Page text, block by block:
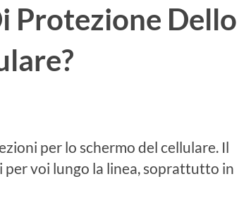
Protezione Dello
per lo schermo del cellulare. Il
voi lungo la linea, soprattutto in